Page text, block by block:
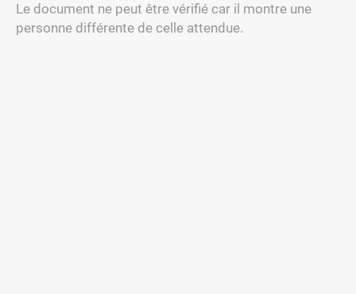
Le document ne peut être vérifié car il montre une
personne différente de celle attendue.